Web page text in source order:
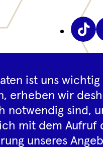
© 2026
ist uns wichtig
erheben wir
notwendig sind,
mit dem Aufruf
unseres